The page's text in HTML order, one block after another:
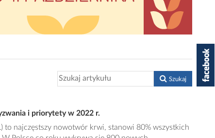
Szukaj
i priorytety w 2022 r.
to najczęstszy nowotwór krwi, stanowi 80% wszystkich